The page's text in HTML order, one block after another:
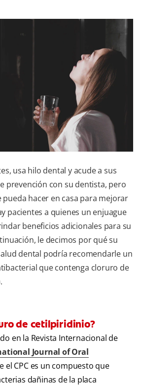
CUPONES
DÓNDE COMPRAR
VE (ES)
SUSCRÍBETE
usa hilo dental y acude a sus
prevención con su dentista, pero
pueda hacer en casa para mejorar
pacientes a quienes un enjuague
beneficios adicionales para su
le decimos por qué su
dental podría recomendarle un
que contenga cloruro de
de cetilpiridinio?
en la Revista Internacional de
Journal of Oral
el CPC es un compuesto que
dañinas de la placa